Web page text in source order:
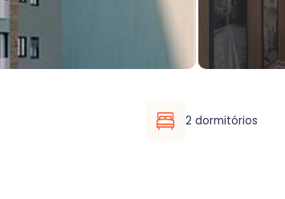
2 dormitórios